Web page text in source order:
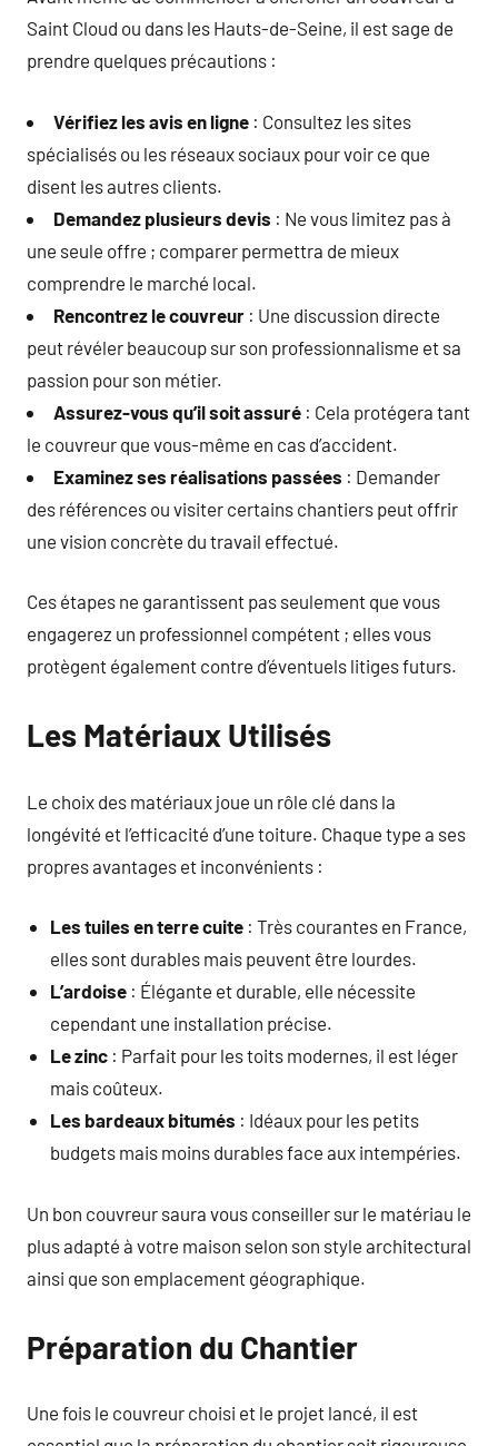
Saint Cloud ou dans les Hauts-de-Seine, il est sage de
prendre quelques précautions :
Vérifiez les avis en ligne : Consultez les sites
spécialisés ou les réseaux sociaux pour voir ce que
disent les autres clients.
Demandez plusieurs devis : Ne vous limitez pas à
une seule offre ; comparer permettra de mieux
comprendre le marché local.
Rencontrez le couvreur : Une discussion directe
peut révéler beaucoup sur son professionnalisme et sa
passion pour son métier.
Assurez-vous qu’il soit assuré : Cela protégera tant
le couvreur que vous-même en cas d’accident.
Examinez ses réalisations passées : Demander
des références ou visiter certains chantiers peut offrir
une vision concrète du travail effectué.
Ces étapes ne garantissent pas seulement que vous
engagerez un professionnel compétent ; elles vous
protègent également contre d’éventuels litiges futurs.
Les Matériaux Utilisés
Le choix des matériaux joue un rôle clé dans la
longévité et l’efficacité d’une toiture. Chaque type a ses
propres avantages et inconvénients :
Les tuiles en terre cuite : Très courantes en France,
elles sont durables mais peuvent être lourdes.
L’ardoise : Élégante et durable, elle nécessite
cependant une installation précise.
Le zinc : Parfait pour les toits modernes, il est léger
mais coûteux.
Les bardeaux bitumés : Idéaux pour les petits
budgets mais moins durables face aux intempéries.
Un bon couvreur saura vous conseiller sur le matériau le
plus adapté à votre maison selon son style architectural
ainsi que son emplacement géographique.
Préparation du Chantier
Une fois le couvreur choisi et le projet lancé, il est